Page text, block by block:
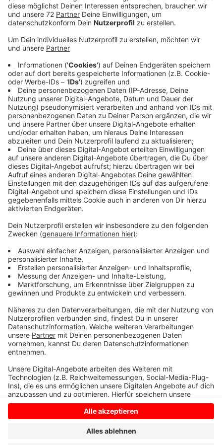
Anzeige
"Horses and Dreams meets France" heißt es ab heute
Abend in Hagen am Teutoburger Wald.
Die Veranstalter des größten Reitsportevents der
Region hoffen auf mehr als 60.000 Besucher an den
kommenden fünf Tagen.
Neben Reitsport auf höchstem Niveau können sich die
Besucher auch auf viel französische Musik und
kulinarische Köstlichkeiten freuen.
Schon zur Eröffnungsfeier, die traditionell mit einem
Gottesdienst verbunden ist, gibt es Tanz und
traditionelle französische Musik.
Einer der Höhepunkte von Horses and Dreams ist die
große Samstagabendshow.
Unter Flutlicht wird "The Flying Frenchman" Lorenzo
mit seinen spektakulären Stunts die Zuschauer
faszinieren.
Anzeige